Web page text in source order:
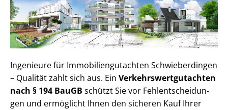
Ingenieure für Im­mo­bi­li­en­gut­ach­ten Schwieberdingen
– Qualität zahlt sich aus. Ein Ver­kehrs­wert­gut­ach­ten
nach § 194 BauGB schützt Sie vor Fehl­ent­schei­dun­
gen und ermöglicht Ihnen den sicheren Kauf Ihrer